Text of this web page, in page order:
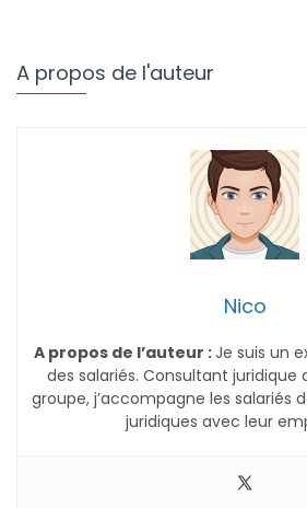
A propos de l'auteur
Nico
A propos de l’auteur :Je suis un
des salariés. Consultant juridique
groupe, j’accompagne les salariés
juridiques avec leur